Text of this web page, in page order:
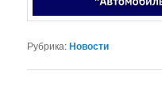
Рубрика:Новости